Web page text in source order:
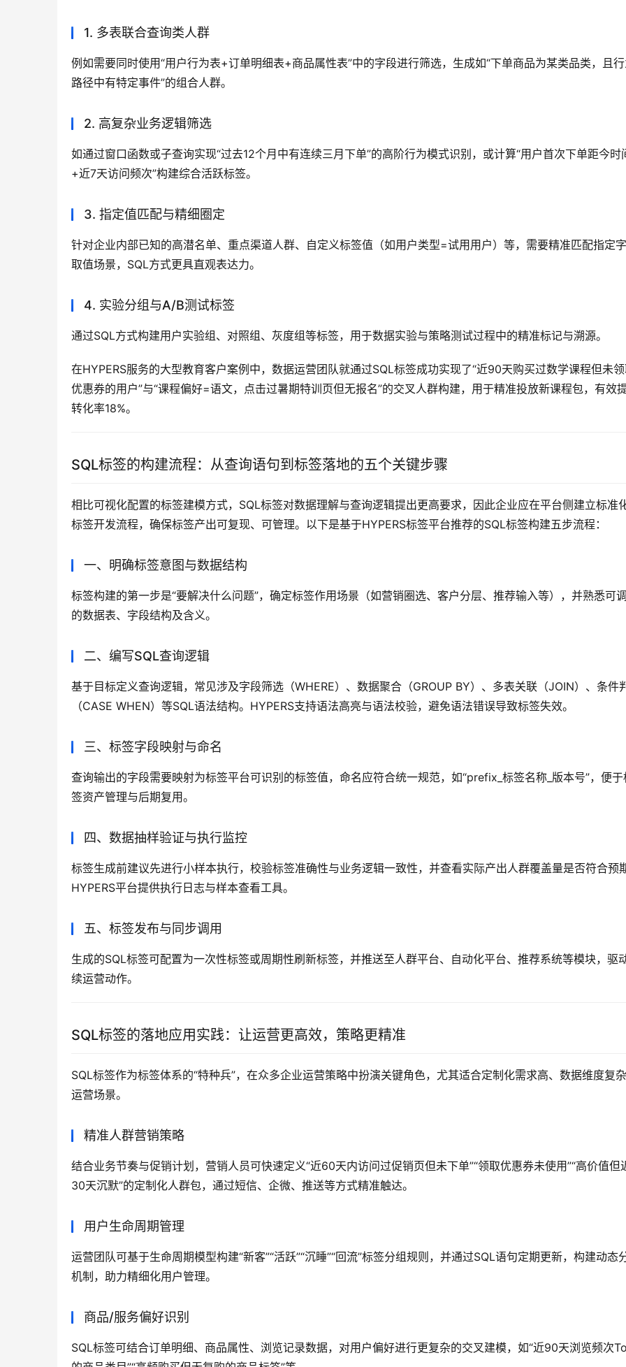
1. 多表联合查询类人群
例如需要同时使用“用户行为表+订单明细表+商品属性表”中的字段进行筛选，生成如“下单商品为某类品类，且
路径中有特定事件”的组合人群。
2. 高复杂业务逻辑筛选
如通过窗口函数或子查询实现“过去12个月中有连续三月下单”的高阶行为模式识别，或计算“用户首次下单距今时
+近7天访问频次”构建综合活跃标签。
3. 指定值匹配与精细圈定
针对企业内部已知的高潜名单、重点渠道人群、自定义标签值（如用户类型=试用用户）等，需要精准匹配指定
取值场景，SQL方式更具直观表达力。
4. 实验分组与A/B测试标签
通过SQL方式构建用户实验组、对照组、灰度组等标签，用于数据实验与策略测试过程中的精准标记与溯源。
在HYPERS服务的大型教育客户案例中，数据运营团队就通过SQL标签成功实现了“近90天购买过数学课程但未
优惠券的用户”与“课程偏好=语文，点击过暑期特训页但无报名”的交叉人群构建，用于精准投放新课程包，有效
转化率18%。
SQL标签的构建流程：从查询语句到标签落地的五个关键步骤
相比可视化配置的标签建模方式，SQL标签对数据理解与查询逻辑提出更高要求，因此企业应在平台侧建立标准
标签开发流程，确保标签产出可复现、可管理。以下是基于HYPERS标签平台推荐的SQL标签构建五步流程：
一、明确标签意图与数据结构
标签构建的第一步是“要解决什么问题”，确定标签作用场景（如营销圈选、客户分层、推荐输入等），并熟悉可
的数据表、字段结构及含义。
二、编写SQL查询逻辑
基于目标定义查询逻辑，常见涉及字段筛选（WHERE）、数据聚合（GROUP BY）、多表关联（JOIN）、条件
（CASE WHEN）等SQL语法结构。HYPERS支持语法高亮与语法校验，避免语法错误导致标签失效。
三、标签字段映射与命名
查询输出的字段需要映射为标签平台可识别的标签值，命名应符合统一规范，如“prefix_标签名称_版本号”，便于
签资产管理与后期复用。
四、数据抽样验证与执行监控
标签生成前建议先进行小样本执行，校验标签准确性与业务逻辑一致性，并查看实际产出人群覆盖量是否符合预期
HYPERS平台提供执行日志与样本查看工具。
五、标签发布与同步调用
生成的SQL标签可配置为一次性标签或周期性刷新标签，并推送至人群平台、自动化平台、推荐系统等模块，驱
续运营动作。
SQL标签的落地应用实践：让运营更高效，策略更精准
SQL标签作为标签体系的“特种兵”，在众多企业运营策略中扮演关键角色，尤其适合定制化需求高、数据维度复
运营场景。
精准人群营销策略
结合业务节奏与促销计划，营销人员可快速定义“近60天内访问过促销页但未下单”“领取优惠券未使用”“高价值但
30天沉默”的定制化人群包，通过短信、企微、推送等方式精准触达。
用户生命周期管理
运营团队可基于生命周期模型构建“新客”“活跃”“沉睡”“回流”标签分组规则，并通过SQL语句定期更新，构建动态
机制，助力精细化用户管理。
商品/服务偏好识别
SQL标签可结合订单明细、商品属性、浏览记录数据，对用户偏好进行更复杂的交叉建模，如“近90天浏览频次